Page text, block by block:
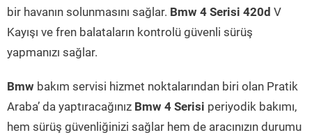
bir havanın solunmasını sağlar. Bmw 4 Serisi 420d V
Kayışı ve fren balataların kontrolü güvenli sürüş
yapmanızı sağlar.
Bmw bakım servisi hizmet noktalarından biri olan Pratik
Araba’ da yaptıracağınız Bmw 4 Serisi periyodik bakımı,
hem sürüş güvenliğinizi sağlar hem de aracınızın durumu